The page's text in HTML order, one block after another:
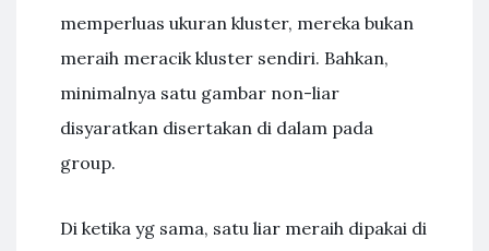
memperluas ukuran kluster, mereka bukan
meraih meracik kluster sendiri. Bahkan,
minimalnya satu gambar non-liar
disyaratkan disertakan di dalam pada
group.
Di ketika yg sama, satu liar meraih dipakai di